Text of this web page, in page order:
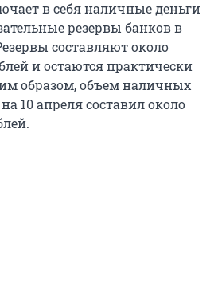
в себя наличные деньги
резервы банков в
составляют около
и остаются практически
образом, объем наличных
10 апреля составил около